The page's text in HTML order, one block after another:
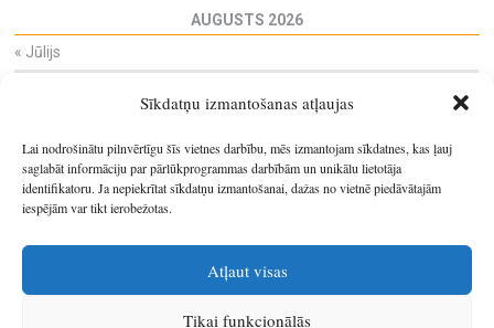
Sīkdatņu izmantošanas atļaujas
Lai nodrošinātu pilnvērtīgu šīs vietnes darbību, mēs izmantojam sīkdatnes, kas ļauj
saglabāt informāciju par pārlūkprogrammas darbībām un unikālu lietotāja
identifikatoru. Ja nepiekrītat sīkdatņu izmantošanai, dažas no vietnē piedāvātajām
iespējām var tikt ierobežotas.
Atļaut visas
Tikai funkcionālās
AUGUSTS 2026
« Jūlijs
29 30 31 1
12 14 15
17
18 19 20 21 22
23
24
25 26
31
1 2 3 4 5 6